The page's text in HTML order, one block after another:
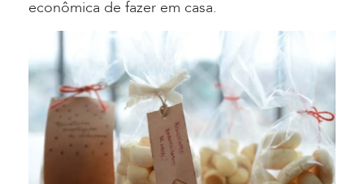
econômica de fazer em casa.